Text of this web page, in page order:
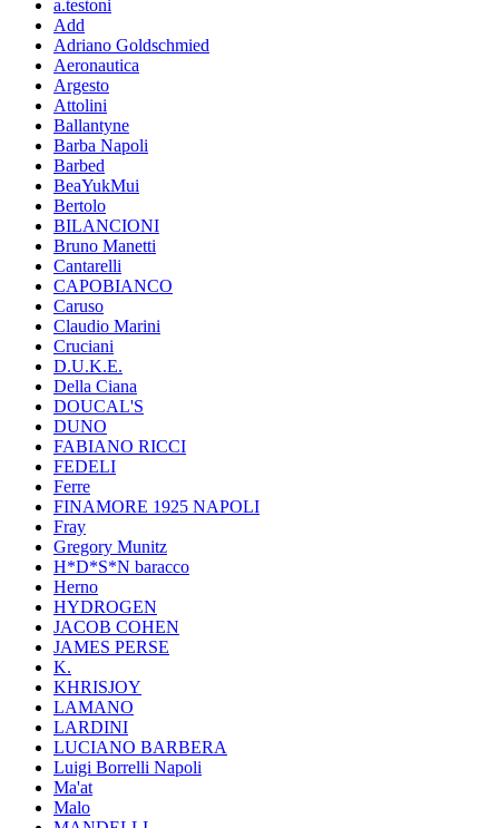
a.testoni
Add
Adriano Goldschmied
Aeronautica
Argesto
Attolini
Ballantyne
Barba Napoli
Barbed
BeaYukMui
Bertolo
BILANCIONI
Bruno Manetti
Cantarelli
CAPOBIANCO
Caruso
Claudio Marini
Cruciani
D.U.K.E.
Della Ciana
DOUCAL'S
DUNO
FABIANO RICCI
FEDELI
Ferre
FINAMORE 1925 NAPOLI
Fray
Gregory Munitz
H*D*S*N baracco
Herno
HYDROGEN
JACOB COHEN
JAMES PERSE
K.
KHRISJOY
LAMANO
LARDINI
LUCIANO BARBERA
Luigi Borrelli Napoli
Ma'at
Malo